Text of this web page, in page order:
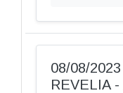
08/08/
REVELIA